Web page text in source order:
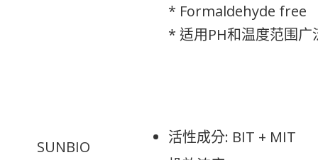
* Formaldehyde free
* 适用PH和温度范围广
SUNBIO
活性成分: BIT + MIT